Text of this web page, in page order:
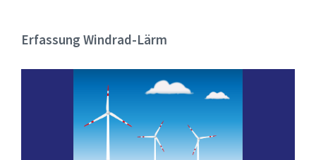
Erfassung Windrad-Lärm